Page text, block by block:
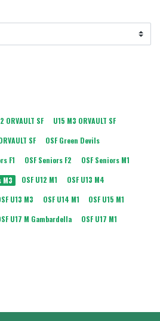
ORVAULT SF
U15 M3 ORVAULT SF
SF
OSF Green Devils
F1 OSF Seniors F2
OSF Seniors M1
M3 OSF U12 M1
OSF U13 M4
U13 M3 OSF U14 M1
OSF U15 M1
U17 M Gambardella
OSF U17 M1